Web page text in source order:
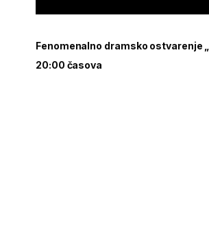
Fenomenalno dramsko ostvarenje
20:00 časova